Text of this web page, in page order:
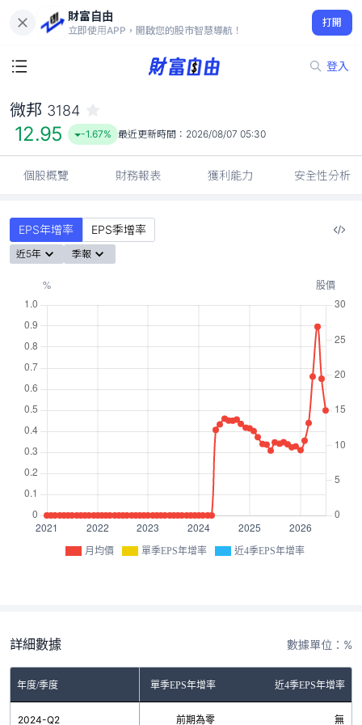
財富自由
立即使用APP，開啟您的股市智慧導航！
打開
登入
12.95
-1.67%
微邦 3184
12.95 -1.67% 最近更新時間： 2026/08/07 05:30
個股概覽 財務報表 獲利能力 安全性分析
EPS年增率 EPS季增率
近5年 季報
月均價 單季EPS年增率 近4季EPS年增率
詳細數據 數據單位：%
年度/季度 單季EPS年增率 近4季EPS年增率
2024-Q2 前期為零 無